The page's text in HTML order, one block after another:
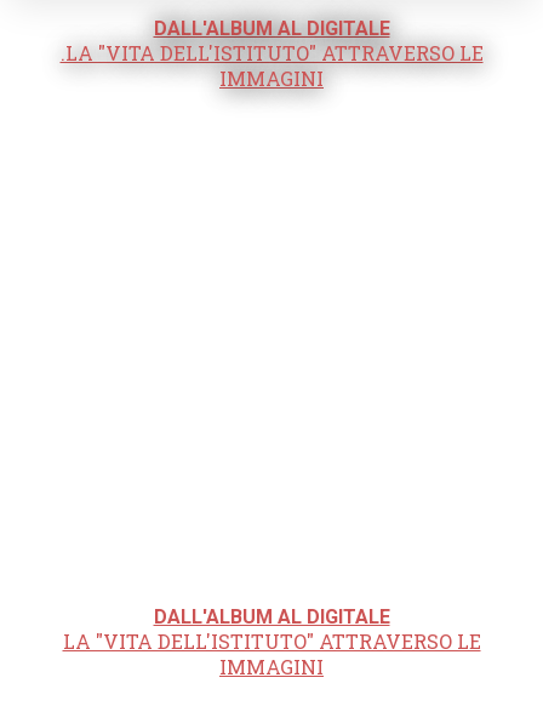
DALL'ALBUM AL DIGITALE
.LA "VITA DELL'ISTITUTO" ATTRAVERSO LE
IMMAGINI
DALL'ALBUM AL DIGITALE
LA "VITA DELL'ISTITUTO" ATTRAVERSO LE
IMMAGINI